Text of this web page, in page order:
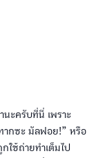
นะครับที่นี่ เพราะ
ากซะ มัลฟอย!” หรือ
ใช้ถ่ายทำเต็มไป